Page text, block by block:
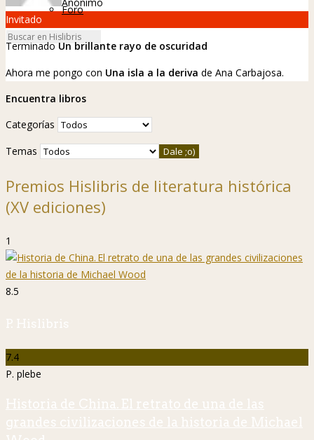
Foro
Invitado
Terminado Un brillante rayo de oscuridad
Ahora me pongo con Una isla a la deriva de Ana Carbajosa.
Encuentra libros
Categorías
Temas
Premios Hislibris de literatura histórica
(XV ediciones)
1
8.5
P. Hislibris
7.4
P. plebe
Historia de China. El retrato de una de las
grandes civilizaciones de la historia de Michael